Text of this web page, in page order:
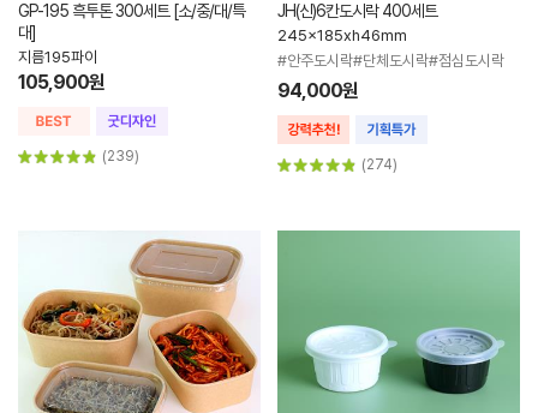
GP-195 흑투톤 300세트 [소/중/대/특
대]
지름195파이
105,900원
(239)
JH(신)6칸도시락 400세트
245x185xh46mm
#안주도시락#단체도시락#점심도시락
94,000원
(274)